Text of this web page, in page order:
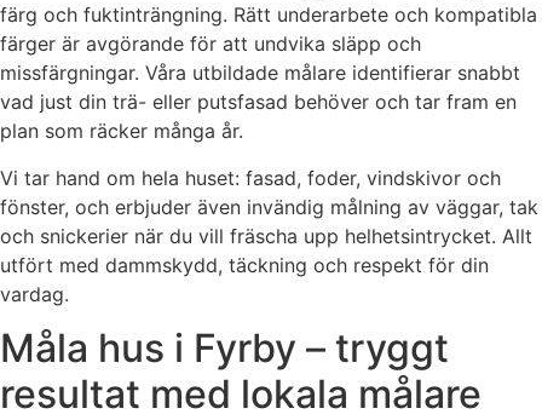
färg och fuktinträngning. Rätt underarbete och kompatibla
färger är avgörande för att undvika släpp och
missfärgningar. Våra utbildade målare identifierar snabbt
vad just din trä- eller putsfasad behöver och tar fram en
plan som räcker många år.
Vi tar hand om hela huset: fasad, foder, vindskivor och
fönster, och erbjuder även invändig målning av väggar, tak
och snickerier när du vill fräscha upp helhetsintrycket. Allt
utfört med dammskydd, täckning och respekt för din
vardag.
Måla hus i Fyrby – tryggt
resultat med lokala målare